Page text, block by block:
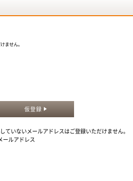
ません。
仮登録
いないメールアドレスはご登録いただけません。
ールアドレス